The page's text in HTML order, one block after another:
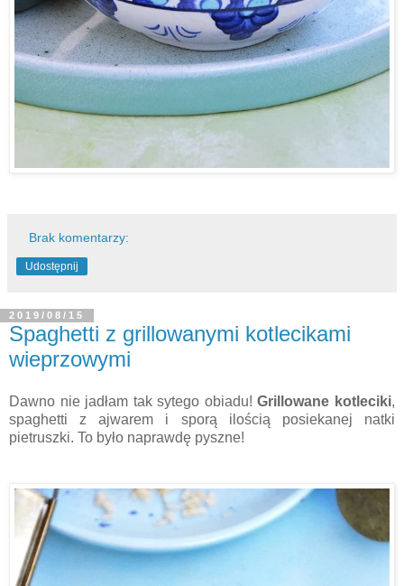
Brak komentarzy:
Udostępnij
2019/08/15
Spaghetti z grillowanymi kotlecikami
wieprzowymi
Dawno nie jadłam tak sytego obiadu!Grillowane kotleciki,
spaghetti z ajwarem i sporą ilością posiekanej natki
pietruszki. To było naprawdę pyszne!